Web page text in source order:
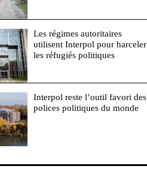
Les régimes autoritaires
utilisent Interpol pour harceler
les réfugiés politiques
Interpol reste l’outil favori des
polices politiques du monde